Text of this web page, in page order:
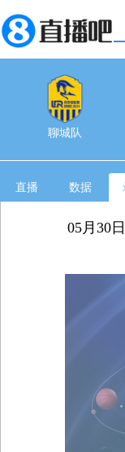
聊城队
直播 数据
05月30